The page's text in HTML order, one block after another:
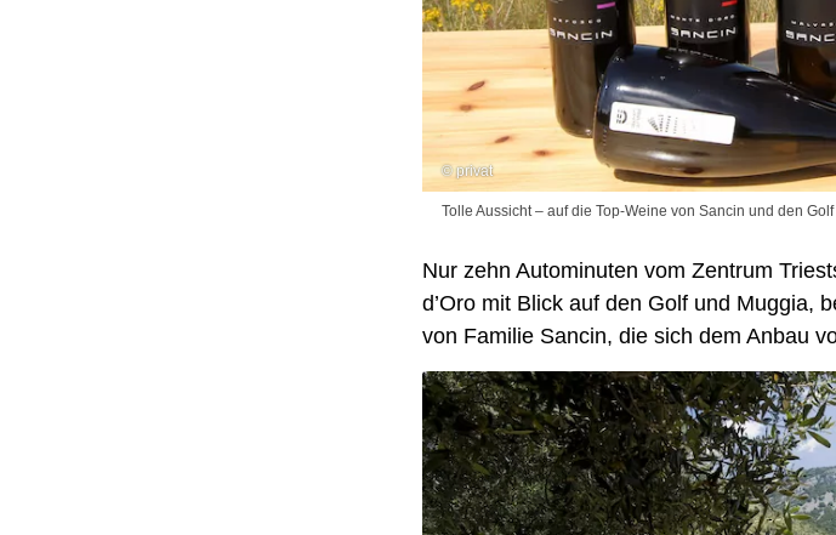
© privat
Tolle Aussicht – auf die Top-Weine von Sancin und den
Nur zehn Autominuten vom Zentrum
d’Oro mit Blick auf den Golf und Muggia,
von Familie Sancin, die sich dem Anbau